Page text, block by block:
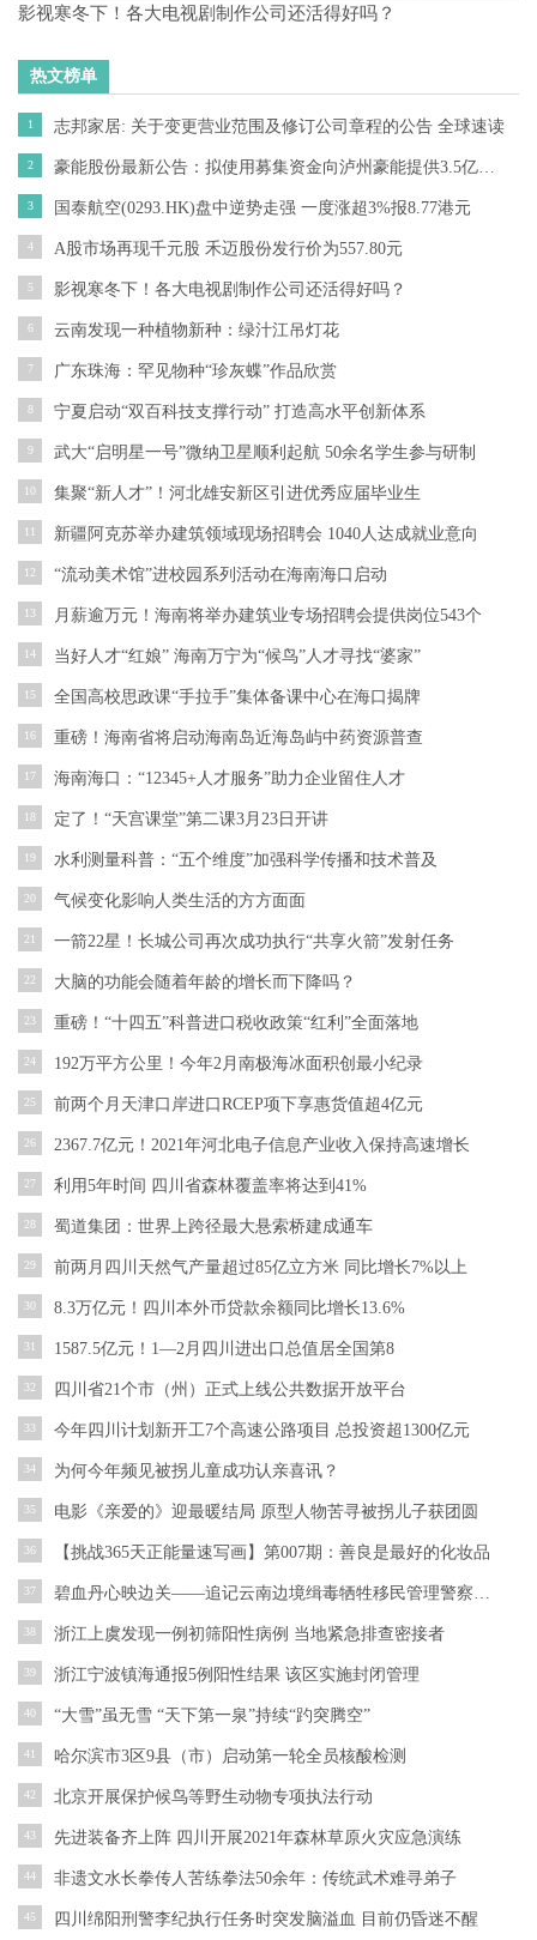
影视寒冬下！各大电视剧制作公司还活得好吗？
热文榜单
1 志邦家居: 关于变更营业范围及修订公司章程的公告 全球速读
2 豪能股份最新公告：拟使用募集资金向泸州豪能提供3.5亿元无息借款 用于“汽车差速器总成生产基地建设项目一期工程”
3 国泰航空(0293.HK)盘中逆势走强 一度涨超3%报8.77港元
4 A股市场再现千元股 禾迈股份发行价为557.80元
5 影视寒冬下！各大电视剧制作公司还活得好吗？
6 云南发现一种植物新种：绿汁江吊灯花
7 广东珠海：罕见物种“珍灰蝶”作品欣赏
8 宁夏启动“双百科技支撑行动” 打造高水平创新体系
9 武大“启明星一号”微纳卫星顺利起航 50余名学生参与研制
10 集聚“新人才”！河北雄安新区引进优秀应届毕业生
11 新疆阿克苏举办建筑领域现场招聘会 1040人达成就业意向
12 “流动美术馆”进校园系列活动在海南海口启动
13 月薪逾万元！海南将举办建筑业专场招聘会提供岗位543个
14 当好人才“红娘” 海南万宁为“候鸟”人才寻找“婆家”
15 全国高校思政课“手拉手”集体备课中心在海口揭牌
16 重磅！海南省将启动海南岛近海岛屿中药资源普查
17 海南海口：“12345+人才服务”助力企业留住人才
18 定了！“天宫课堂”第二课3月23日开讲
19 水利测量科普：“五个维度”加强科学传播和技术普及
20 气候变化影响人类生活的方方面面
21 一箭22星！长城公司再次成功执行“共享火箭”发射任务
22 大脑的功能会随着年龄的增长而下降吗？
23 重磅！“十四五”科普进口税收政策“红利”全面落地
24 192万平方公里！今年2月南极海冰面积创最小纪录
25 前两个月天津口岸进口RCEP项下享惠货值超4亿元
26 2367.7亿元！2021年河北电子信息产业收入保持高速增长
27 利用5年时间 四川省森林覆盖率将达到41%
28 蜀道集团：世界上跨径最大悬索桥建成通车
29 前两月四川天然气产量超过85亿立方米 同比增长7%以上
30 8.3万亿元！四川本外币贷款余额同比增长13.6%
31 1587.5亿元！1—2月四川进出口总值居全国第8
32 四川省21个市（州）正式上线公共数据开放平台
33 今年四川计划新开工7个高速公路项目 总投资超1300亿元
34 为何今年频见被拐儿童成功认亲喜讯？
35 电影《亲爱的》迎最暖结局 原型人物苦寻被拐儿子获团圆
36 【挑战365天正能量速写画】第007期：善良是最好的化妆品
37 碧血丹心映边关——追记云南边境缉毒牺牲移民管理警察蔡晓东
38 浙江上虞发现一例初筛阳性病例 当地紧急排查密接者
39 浙江宁波镇海通报5例阳性结果 该区实施封闭管理
40 “大雪”虽无雪 “天下第一泉”持续“趵突腾空”
41 哈尔滨市3区9县（市）启动第一轮全员核酸检测
42 北京开展保护候鸟等野生动物专项执法行动
43 先进装备齐上阵 四川开展2021年森林草原火灾应急演练
44 非遗文水长拳传人苦练拳法50余年：传统武术难寻弟子
45 四川绵阳刑警李纪执行任务时突发脑溢血 目前仍昏迷不醒